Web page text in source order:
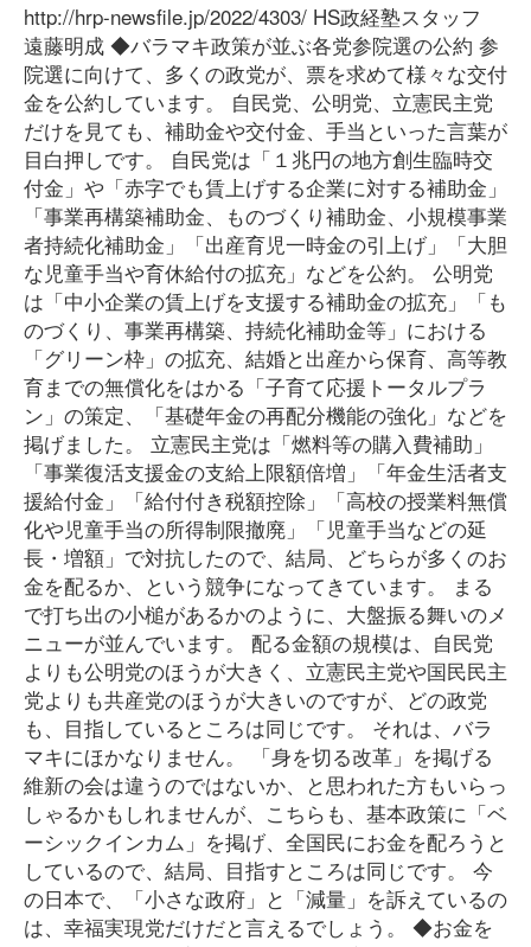
http://hrp-newsfile.jp/2022/4303/ HS政経塾スタッフ
遠藤明成 ◆バラマキ政策が並ぶ各党参院選の公約 参
院選に向けて、多くの政党が、票を求めて様々な交付
金を公約しています。 自民党、公明党、立憲民主党
だけを見ても、補助金や交付金、手当といった言葉が
目白押しです。 自民党は「１兆円の地方創生臨時交
付金」や「赤字でも賃上げする企業に対する補助金」
「事業再構築補助金、ものづくり補助金、小規模事業
者持続化補助金」「出産育児一時金の引上げ」「大胆
な児童手当や育休給付の拡充」などを公約。 公明党
は「中小企業の賃上げを支援する補助金の拡充」「も
のづくり、事業再構築、持続化補助金等」における
「グリーン枠」の拡充、結婚と出産から保育、高等教
育までの無償化をはかる「子育て応援トータルプラ
ン」の策定、「基礎年金の再配分機能の強化」などを
掲げました。 立憲民主党は「燃料等の購入費補助」
「事業復活支援金の支給上限額倍増」「年金生活者支
援給付金」「給付付き税額控除」「高校の授業料無償
化や児童手当の所得制限撤廃」「児童手当などの延
長・増額」で対抗したので、結局、どちらが多くのお
金を配るか、という競争になってきています。 まる
で打ち出の小槌があるかのように、大盤振る舞いのメ
ニューが並んでいます。 配る金額の規模は、自民党
よりも公明党のほうが大きく、立憲民主党や国民民主
党よりも共産党のほうが大きいのですが、どの政党
も、目指しているところは同じです。 それは、バラ
マキにほかなりません。 「身を切る改革」を掲げる
維新の会は違うのではないか、と思われた方もいらっ
しゃるかもしれませんが、こちらも、基本政策に「ベ
ーシックインカム」を掲げ、全国民にお金を配ろうと
しているので、結局、目指すところは同じです。 今
の日本で、「小さな政府」と「減量」を訴えているの
は、幸福実現党だけだと言えるでしょう。 ◆お金を